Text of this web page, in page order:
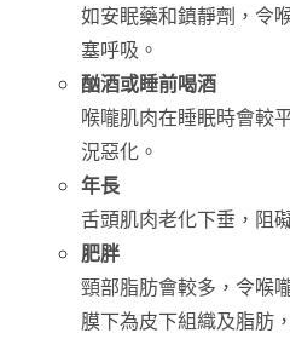
如安眠藥和鎮靜劑，令
塞呼吸。
酗酒或睡前喝酒
喉嚨肌肉在睡眠時會較
況惡化。
年長
舌頭肌肉老化下垂，阻
肥胖
頸部脂肪會較多，令喉
膜下為皮下組織及脂肪